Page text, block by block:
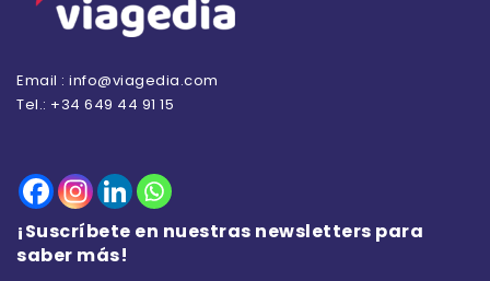
Email : info@viagedia.com
Tel.: +34 649 44 91 15
¡Suscríbete en nuestras newsletters para
saber más!